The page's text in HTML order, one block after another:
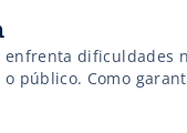
dificuldades
público. Como